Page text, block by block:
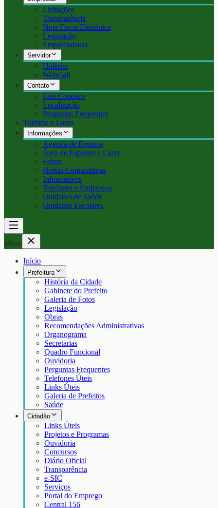
Licitações
Transparência
Nota Fiscal Eletrônica
Legislação
Empreendedor
Servidor
Holerite
Webmail
Contato
Fale Conosco
Localização
Perguntas Frequentes
Turismo e Lazer
Informações
Agenda de Eventos
Área de Esportes e Lazer
Feiras
Hortas Comunitárias
Informativos
Telefones e Endereços
Unidades de Saúde
Unidades Escolares
Menu
Início
Prefeitura
História da Cidade
Gabinete do Prefeito
Galeria de Fotos
Legislação
Obras
Recomendações Administrativas
Organograma
Secretarias
Quadro Funcional
Ouvidoria
Perguntas Frequentes
Telefones Úteis
Links Úteis
Galeria de Prefeitos
Saúde
Cidadão
Links Úteis
Projetos e Programas
Ouvidoria
Concursos
Diário Oficial
Transparência
e-SIC
Serviços
Portal do Emprego
Central 156